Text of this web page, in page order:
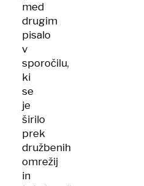
med
drugim
pisalo
v
sporočilu,
ki
se
je
širilo
prek
družbenih
omrežij
in